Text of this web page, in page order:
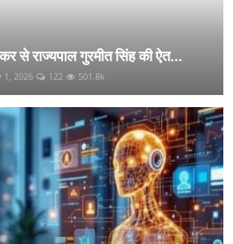
से राज्यपाल गुरमीत सिंह की ऐत...
1, 2026 122 501.8k